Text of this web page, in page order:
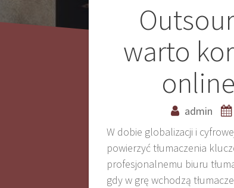
warto
admin
W dobie globalizacji i
powierzyć tłumaczenia
profesjonalnemu biuru
gdy w grę wchodzą
Nawigacja
wpisu